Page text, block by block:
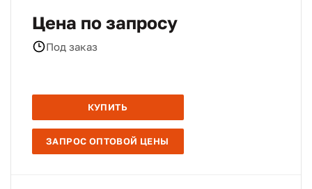
Цена по запросу
Под заказ
КУПИТЬ
ЗАПРОС ОПТОВОЙ ЦЕНЫ